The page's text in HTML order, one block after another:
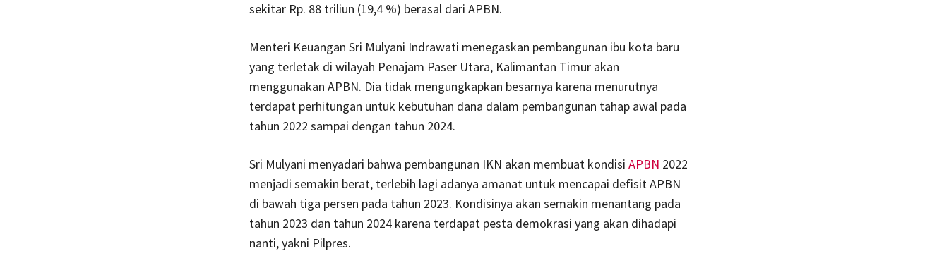
sekitar Rp. 88 triliun (19,4 %) berasal dari APBN.
Menteri Keuangan Sri Mulyani Indrawati menegaskan pembangunan ibu kota baru
yang terletak di wilayah Penajam Paser Utara, Kalimantan Timur akan
menggunakan APBN. Dia tidak mengungkapkan besarnya karena menurutnya
terdapat perhitungan untuk kebutuhan dana dalam pembangunan tahap awal pada
tahun 2022 sampai dengan tahun 2024.
Sri Mulyani menyadari bahwa pembangunan IKN akan membuat kondisi APBN 2022
menjadi semakin berat, terlebih lagi adanya amanat untuk mencapai defisit APBN
di bawah tiga persen pada tahun 2023. Kondisinya akan semakin menantang pada
tahun 2023 dan tahun 2024 karena terdapat pesta demokrasi yang akan dihadapi
nanti, yakni Pilpres.